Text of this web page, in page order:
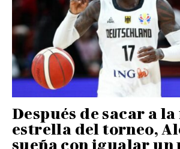
Después de sacar a la
estrella del torneo,
sueña con igualar un